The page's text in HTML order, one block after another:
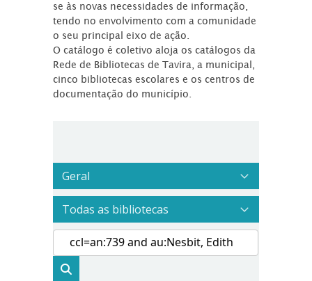
se às novas necessidades de informação,
tendo no envolvimento com a comunidade
o seu principal eixo de ação.
O catálogo é coletivo aloja os catálogos da
Rede de Bibliotecas de Tavira, a municipal,
cinco bibliotecas escolares e os centros de
documentação do município.